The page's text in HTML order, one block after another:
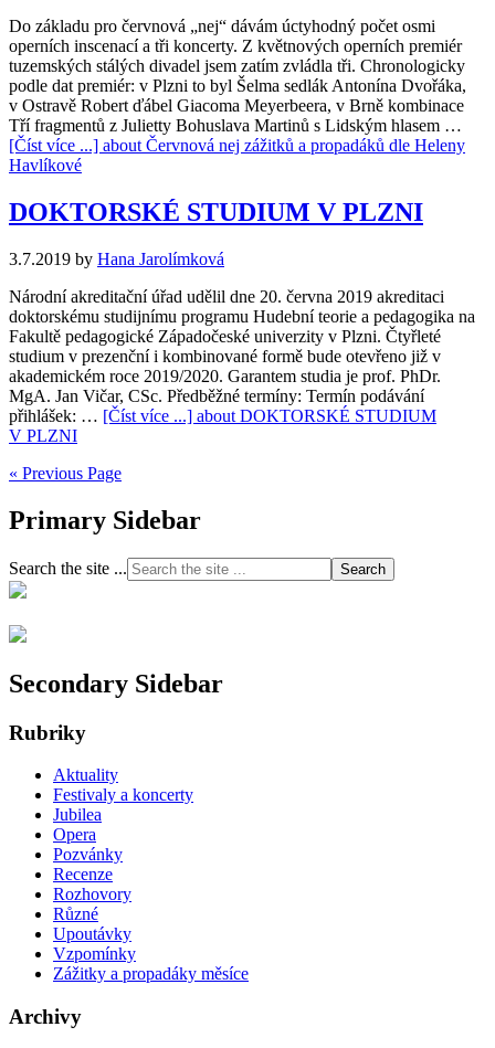
Do základu pro červnová „nej“ dávám úctyhodný počet osmi
operních inscenací a tři koncerty. Z květnových operních premiér
tuzemských stálých divadel jsem zatím zvládla tři. Chronologicky
podle dat premiér: v Plzni to byl Šelma sedlák Antonína Dvořáka,
v Ostravě Robert ďábel Giacoma Meyerbeera, v Brně kombinace
Tří fragmentů z Julietty Bohuslava Martinů s Lidským hlasem …
[Číst více ...] about Červnová nej zážitků a propadáků dle Heleny
Havlíkové
DOKTORSKÉ STUDIUM V PLZNI
3.7.2019 by Hana Jarolímková
Národní akreditační úřad udělil dne 20. června 2019 akreditaci
doktorskému studijnímu programu Hudební teorie a pedagogika na
Fakultě pedagogické Západočeské univerzity v Plzni. Čtyřleté
studium v prezenční i kombinované formě bude otevřeno již v
akademickém roce 2019/2020. Garantem studia je prof. PhDr.
MgA. Jan Vičar, CSc. Předběžné termíny: Termín podávání
přihlášek: … [Číst více ...] about DOKTORSKÉ STUDIUM
V PLZNI
« Previous Page
Primary Sidebar
Search the site ...
Secondary Sidebar
Rubriky
Aktuality
Festivaly a koncerty
Jubilea
Opera
Pozvánky
Recenze
Rozhovory
Různé
Upoutávky
Vzpomínky
Zážitky a propadáky měsíce
Archivy